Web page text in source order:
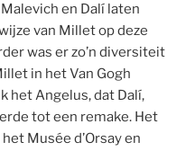
en Dalí laten
van Millet op deze
was er zo’n diversiteit
in het Van Gogh
het Angelus, dat Dalí,
tot een remake. Het
Musée d’Orsay en